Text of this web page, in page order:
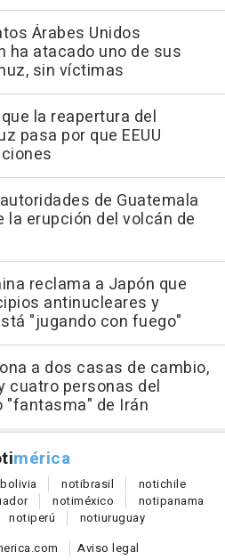
Árabes Unidos
ha atacado uno de sus
sin víctimas
la reapertura del
pasa por que EEUU
de Guatemala
la erupción del volcán de
reclama a Japón que
antinucleares y
"jugando con fuego"
a dos casas de cambio,
cuatro personas del
de Irán
mérica
bolivia notibrasil notichile
notiméxico notipanama
notiperú notiuruguay
Aviso legal